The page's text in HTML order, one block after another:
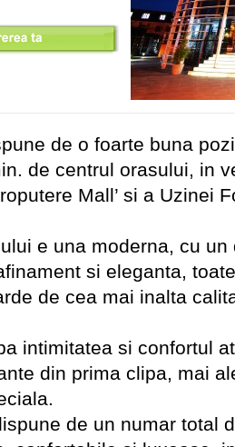
de o foarte buna
de centrul orasului, in
Mall’ si a Uzinei
e una moderna, cu
si eleganta,
de cea mai inalta
intimitatea si confortul
din prima clipa, mai
de un numar total